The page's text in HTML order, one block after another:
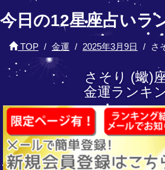
今日の12星座占いラ
TOP 金運 2025年3月9日 さ
さそり (蠍)
金運ランキ